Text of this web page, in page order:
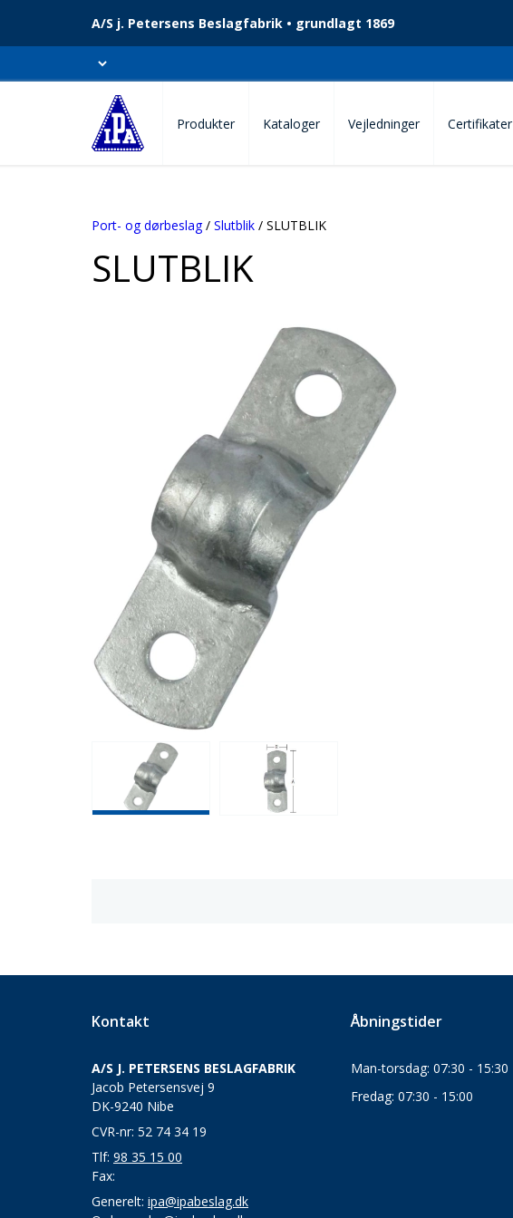
A/S j. Petersens Beslagfabrik • grundlagt 1869
Produkter Kataloger Vejledninger Certifikater
Port- og dørbeslag/ Slutblik / SLUTBLIK
SLUTBLIK
Kontakt
A/S J. PETERSENS BESLAGFABRIK
Jacob Petersensvej 9
DK-9240 Nibe
CVR-nr: 52 74 34 19
Tlf: 98 35 15 00
Fax:
Generelt: ipa@ipabeslag.dk
Åbningstider
Man-torsdag: 07:30 - 15:30
Fredag: 07:30 - 15:00